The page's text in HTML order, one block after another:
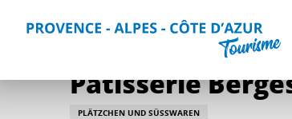
Home Aktivitäten Wein und Gastronomie
Pâtisserie
PLÄTZCHEN UND SÜSSWAREN